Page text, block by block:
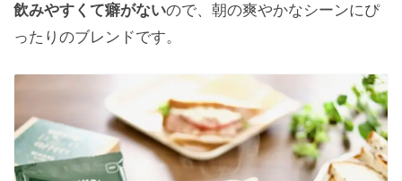
飲みやすくて癖がないので、朝の爽やかなシーンにぴ
ったりのブレンドです。